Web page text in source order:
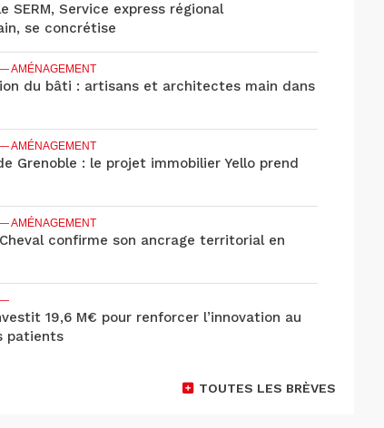
SERM, Service express régional
se concrétise
AMÉNAGEMENT
du bâti : artisans et architectes main dans
AMÉNAGEMENT
Grenoble : le projet immobilier Yello prend
AMÉNAGEMENT
confirme son ancrage territorial en
19,6 M€ pour renforcer l’innovation au
patients
TOUTES LES BRÈVES